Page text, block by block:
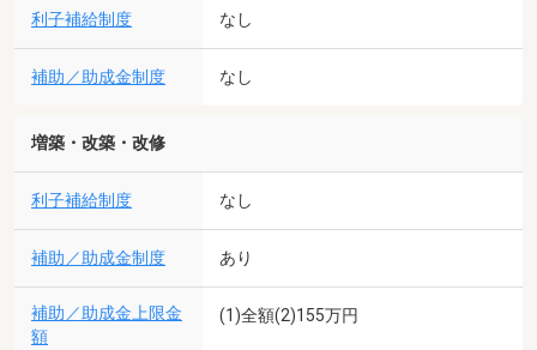
利子補給制度 なし
補助／助成金制度 なし
増築・改築・改修
利子補給制度 なし
補助／助成金制度 あり
補助／助成金上限金
額
(1)全額(2)155万円